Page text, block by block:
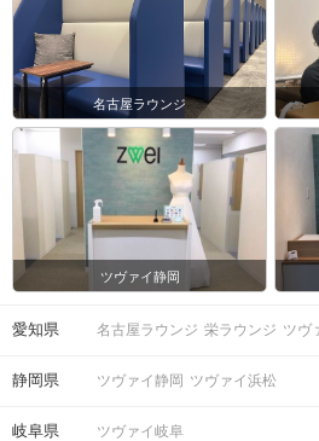
名古屋ラウンジ
ツヴァイ静岡
愛知県 名古屋ラウンジ 栄ラウンジ ツヴ
静岡県 ツヴァイ静岡 ツヴァイ浜松
岐阜県 ツヴァイ岐阜